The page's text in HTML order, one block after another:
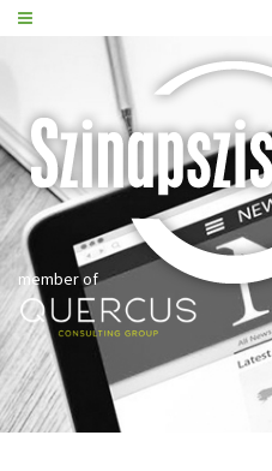
member of